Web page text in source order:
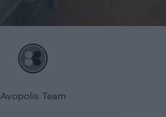
Avopolis Team